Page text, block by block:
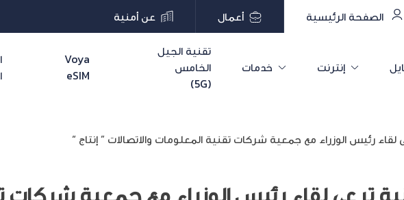
الصفحة الرئيسية أعمال عن أمنية
إنترنت خدمات
تقنية الجيل
الخامس
(5G)
Voya
eSIM
لقاء رئيس الوزراء مع جمعية شركات تقنية المعلومات والاتصالات ” إنتاج “